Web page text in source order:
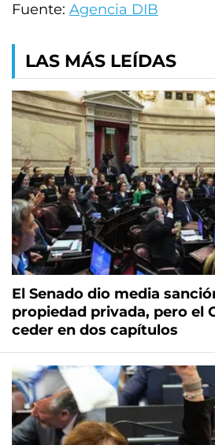
Fuente: Agencia DIB
LAS MÁS LEÍDAS
El Senado dio media
propiedad privada, pero el
ceder en dos capítulos